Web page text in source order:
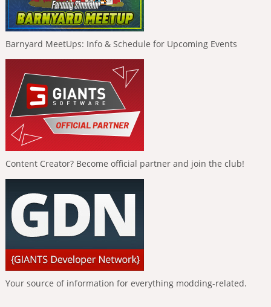
Barnyard MeetUps: Info & Schedule for Upcoming Events
Content Creator? Become official partner and join the club!
Your source of information for everything modding-related.